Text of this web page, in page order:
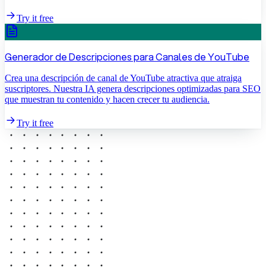
Try it free
Generador de Descripciones para Canales de YouTube
Crea una descripción de canal de YouTube atractiva que atraiga
suscriptores. Nuestra IA genera descripciones optimizadas para SEO
que muestran tu contenido y hacen crecer tu audiencia.
Try it free